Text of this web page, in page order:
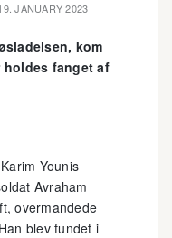
JANUARY 2023
kom
holdes fanget af
Younis
Avraham
overmandede
blev fundet i